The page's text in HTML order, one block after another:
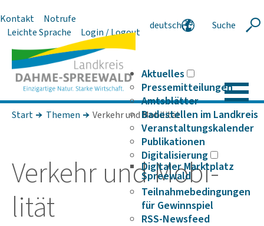
Kontakt
Notrufe
Leichte Sprache
Login / Logout
deutsch
Suche
Aktuelles
Pressemitteilungen
Amtsblätter
Badestellen im Landkreis
Veranstaltungskalender
Publikationen
Digitalisierung
Digitaler Marktplatz
Spreewald
Teilnahmebedingungen
für Gewinnspiel
RSS-Newsfeed
Start Themen Verkehr und Mobilität
Verkehr und Mobi­
lität